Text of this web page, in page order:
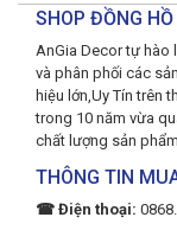
SHOP ĐỒNG
AnGia Decor tự hào
và phân phối các
hiệu lớn,Uy Tín trên
trong 10 năm vừa
chất lượng sản
THÔNG TIN
☎ Điện thoại: